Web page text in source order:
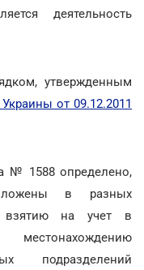
деятельность
утвержденным
от 09.12.2011
№ 1588 определено,
в разных
взятию на учет в
подразделений